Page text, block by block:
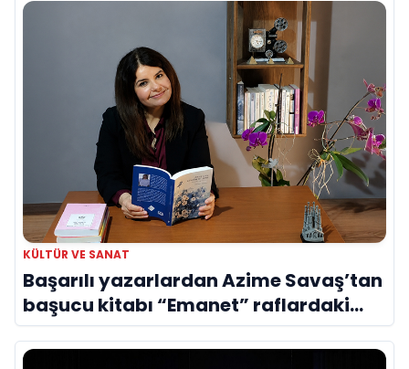
KÜLTÜR VE SANAT
Başarılı yazarlardan Azime Savaş’tan
başucu kitabı “Emanet” raflardaki
yerini aldı